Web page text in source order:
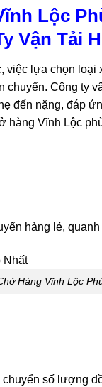
Lộc
Vận Tải
lựa chọn loại
chuyển. Công ty
đến nặng, đáp
hàng Vĩnh Lộc
hàng lẻ, quanh
Hàng Vĩnh Lộc
số lượng